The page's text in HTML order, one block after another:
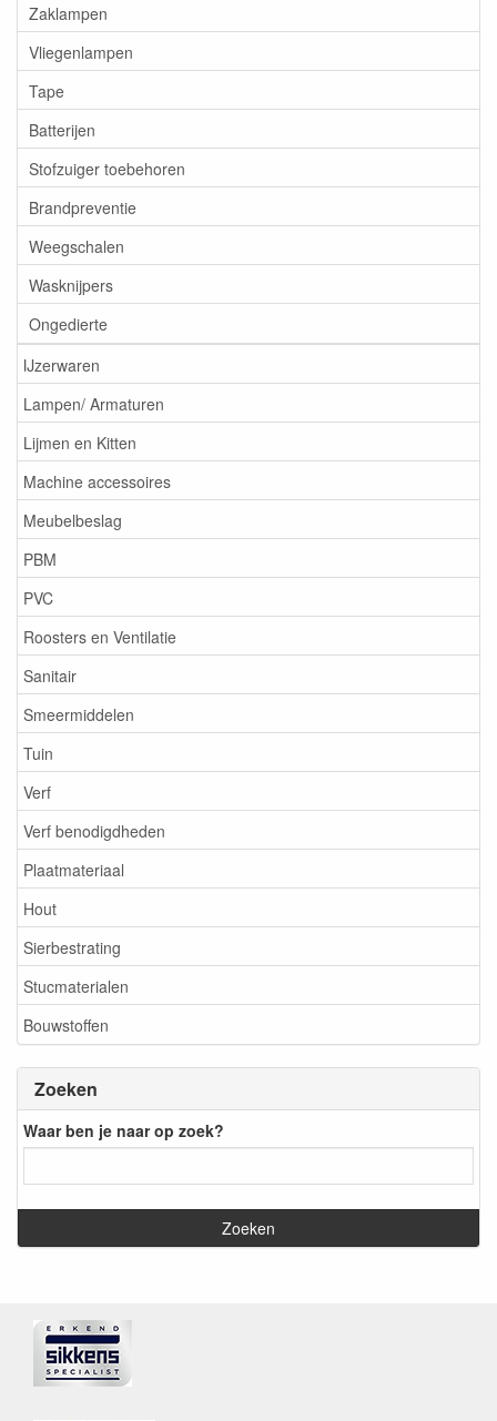
Zaklampen
Vliegenlampen
Tape
Batterijen
Stofzuiger toebehoren
Brandpreventie
Weegschalen
Wasknijpers
Ongedierte
IJzerwaren
Lampen/ Armaturen
Lijmen en Kitten
Machine accessoires
Meubelbeslag
PBM
PVC
Roosters en Ventilatie
Sanitair
Smeermiddelen
Tuin
Verf
Verf benodigdheden
Plaatmateriaal
Hout
Sierbestrating
Stucmaterialen
Bouwstoffen
Zoeken
Waar ben je naar op zoek?